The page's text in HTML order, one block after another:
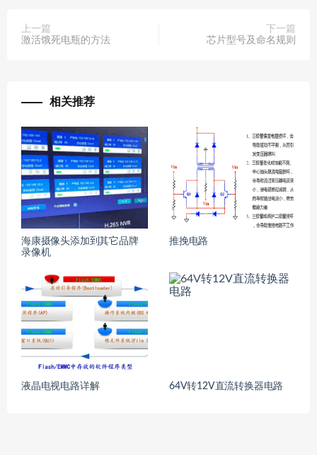
上一篇
激活饿死电瓶的方法
下一篇
芯片型号及命名规则
相关推荐
海康摄像头添加到其它品牌
录像机
推挽电路
液晶电视电路详解 64V转12V直流转换器电路